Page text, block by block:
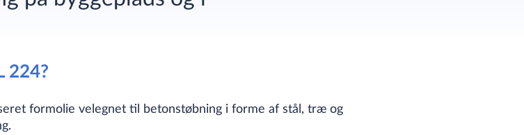
224?
formolie velegnet til betonstøbning i forme af stål, træ og